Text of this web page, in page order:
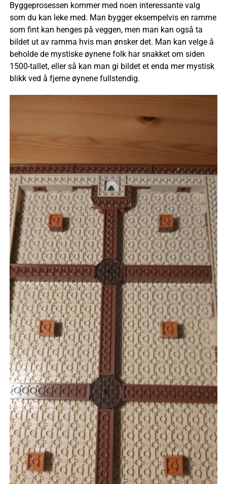
Byggeprosessen kommer med noen interessante valg
som du kan leke med. Man bygger eksempelvis en ramme
som fint kan henges på veggen, men man kan også ta
bildet ut av ramma hvis man ønsker det. Man kan velge å
beholde de mystiske øynene folk har snakket om siden
1500-tallet, eller så kan man gi bildet et enda mer mystisk
blikk ved å fjerne øynene fullstendig.